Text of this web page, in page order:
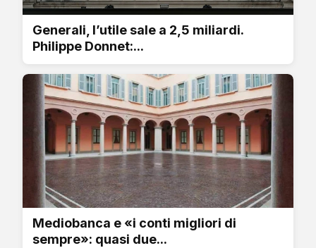
Generali, l’utile sale a 2,5 miliardi.
Philippe Donnet:...
Mediobanca e «i conti migliori di
sempre»: quasi due...